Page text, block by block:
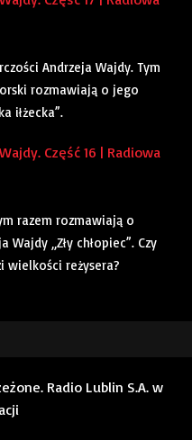
Andrzeja Wajdy. Tym
rozmawiają o jego
iłżecka”.
Część 16 | Radiowa
razem rozmawiają o
„Zły chłopiec”. Czy
wielkości reżysera?
Radio Lublin S.A. w